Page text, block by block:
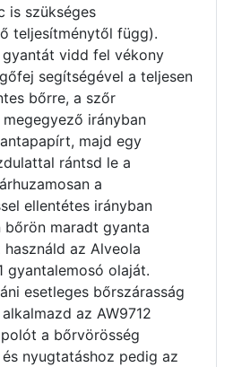
is szükséges
teljesítménytől függ).
vidd fel vékony
segítségével a teljesen
bőrre, a szőr
irányban
majd egy
rántsd le a
a
ellentétes irányban
bőrön maradt gyanta
az Alveola
gyantalemosó olaját.
esetleges bőrszárasság
az AW9712
a bőrvörösség
nyugtatáshoz pedig az